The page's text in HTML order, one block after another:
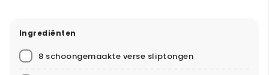
Ingrediënten
8 schoongemaakte verse sliptongen